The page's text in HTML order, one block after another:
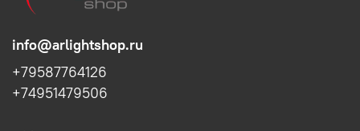
info@arlightshop.ru
+79587764126
+74951479506